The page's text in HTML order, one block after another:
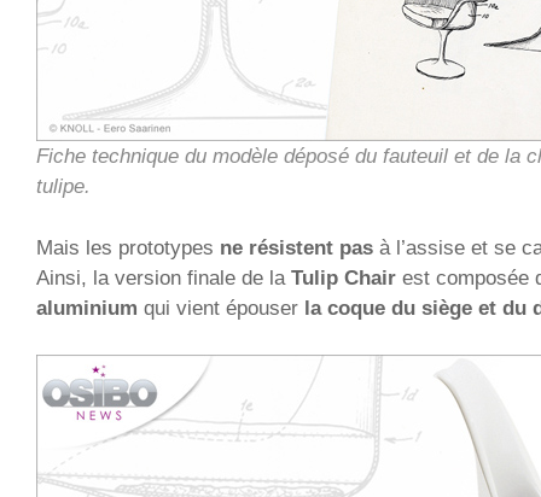
Fiche technique du modèle déposé du fauteuil et de la
tulipe.
Mais les prototypes ne résistent pas à l’assise et se
Ainsi, la version finale de la Tulip Chair est composée
aluminium qui vient épouser la coque du siège et du